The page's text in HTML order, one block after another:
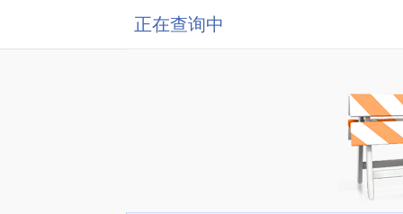
正在查询中